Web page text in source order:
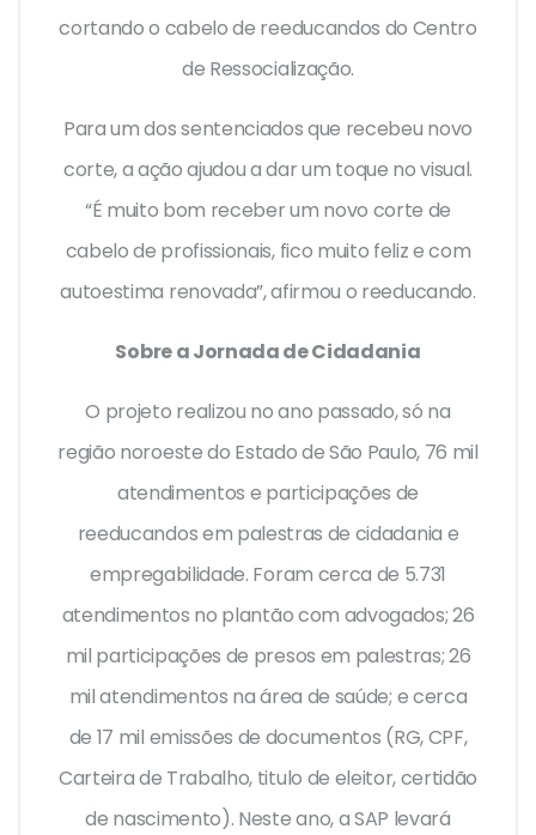
cortando o cabelo de reeducandos do Centro
de Ressocialização.
Para um dos sentenciados que recebeu novo
corte, a ação ajudou a dar um toque no visual.
“É muito bom receber um novo corte de
cabelo de profissionais, fico muito feliz e com
autoestima renovada”, afirmou o reeducando.
Sobre a Jornada de Cidadania
O projeto realizou no ano passado, só na
região noroeste do Estado de São Paulo, 76 mil
atendimentos e participações de
reeducandos em palestras de cidadania e
empregabilidade. Foram cerca de 5.731
atendimentos no plantão com advogados; 26
mil participações de presos em palestras; 26
mil atendimentos na área de saúde; e cerca
de 17 mil emissões de documentos (RG, CPF,
Carteira de Trabalho, titulo de eleitor, certidão
de nascimento). Neste ano, a SAP levará